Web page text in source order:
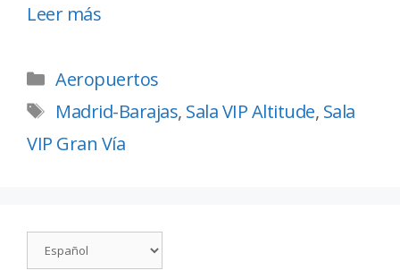
Leer más
Aeropuertos
Madrid-Barajas, Sala VIP Altitude, Sala
VIP Gran Vía